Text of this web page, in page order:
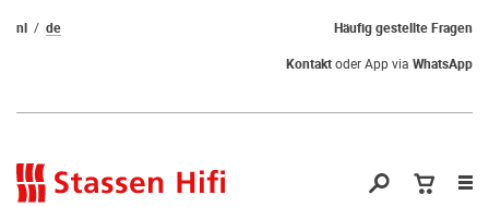
Häufig gestellte Fragen
nl
de
Kontaktoder App via WhatsApp